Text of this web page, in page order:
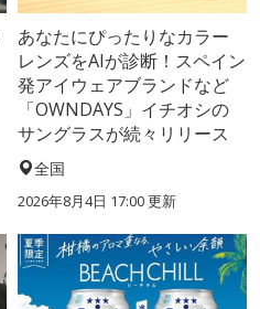
あなたにぴったりなカラー
レンズをAIが診断！スペイン
発アイウェアブランドなど
「OWNDAYS」イチオシの
サングラスが続々リリース
全国
2026年8月4日 17:00更新